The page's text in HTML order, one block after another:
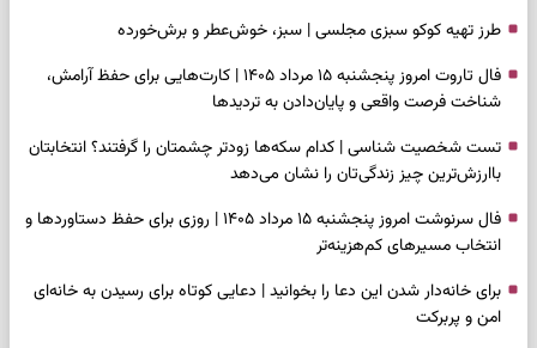
طرز تهیه کوکو سبزی مجلسی | سبز، خوش‌عطر و برش‌خورده
فال تاروت امروز پنجشنبه ۱۵ مرداد ۱۴۰۵ | کارت‌هایی برای حفظ آرامش،
شناخت فرصت واقعی و پایان‌دادن به تردیدها
تست شخصیت شناسی | کدام سکه‌ها زودتر چشمتان را گرفتند؟ انتخابتان
باارزش‌ترین چیز زندگی‌تان را نشان می‌دهد
فال سرنوشت امروز پنجشنبه ۱۵ مرداد ۱۴۰۵ | روزی برای حفظ دستاوردها و
انتخاب مسیرهای کم‌هزینه‌تر
برای خانه‌دار شدن این دعا را بخوانید | دعایی کوتاه برای رسیدن به خانه‌ای
امن و پربرکت